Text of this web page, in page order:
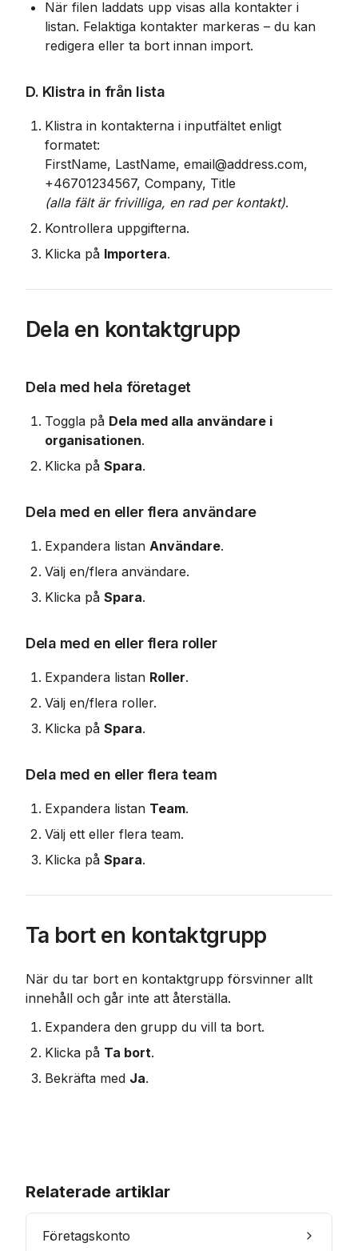
När filen laddats upp visas alla kontakter i
listan. Felaktiga kontakter markeras – du kan
redigera eller ta bort innan import.
D. Klistra in från lista
Klistra in kontakterna i inputfältet enligt
formatet:
FirstName, LastName, email@address.com,
(alla fält är frivilliga, en rad per kontakt).
Kontrollera uppgifterna.
Klicka på Importera.
Dela en kontaktgrupp
Dela med hela företaget
Toggla på Dela med alla användare i
organisationen.
Klicka på Spara.
Dela med en eller flera användare
Expandera listan Användare.
Välj en/flera användare.
Klicka på Spara.
Dela med en eller flera roller
Expandera listan Roller.
Välj en/flera roller.
Klicka på Spara.
Dela med en eller flera team
Expandera listan Team.
Välj ett eller flera team.
Klicka på Spara.
Ta bort en kontaktgrupp
När du tar bort en kontaktgrupp försvinner allt
innehåll och går inte att återställa.
Expandera den grupp du vill ta bort.
Klicka på Ta bort.
Bekräfta med Ja.
Relaterade artiklar
Företagskonto